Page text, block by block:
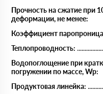
Прочность на сжатие при
деформации, не менее:
Коэффициент
Теплопроводность:
Водопоглощение при
погружении по массе, Wp:
Продуктовая линейка: